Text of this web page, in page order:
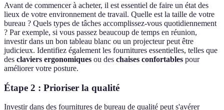
Avant de commencer à acheter, il est essentiel de faire un état des
lieux de votre environnement de travail. Quelle est la taille de votre
bureau ? Quels types de tâches accomplissez-vous quotidiennement
? Par exemple, si vous passez beaucoup de temps en réunion,
investir dans un bon tableau blanc ou un projecteur peut être
judicieux. Identifiez également les fournitures essentielles, telles que
des claviers ergonomiques ou des chaises confortables pour
améliorer votre posture.
Étape 2 : Prioriser la qualité
Investir dans des fournitures de bureau de qualité peut s'avérer